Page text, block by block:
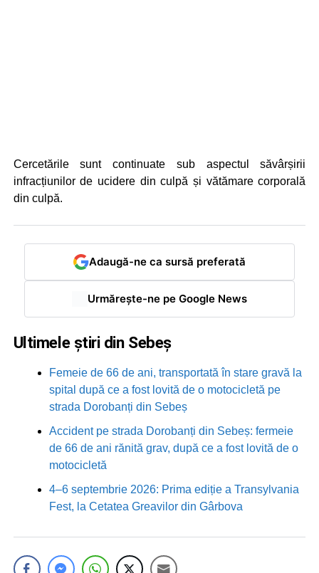
Cercetările sunt continuate sub aspectul săvârșirii
infracțiunilor de ucidere din culpă și vătămare corporală
din culpă.
Adaugă-ne ca sursă preferată
Urmărește-ne pe Google News
Ultimele știri din Sebeș
Femeie de 66 de ani, transportată în stare gravă la
spital după ce a fost lovită de o motocicletă pe
strada Dorobanți din Sebeș
Accident pe strada Dorobanți din Sebeș: fermeie
de 66 de ani rănită grav, după ce a fost lovită de o
motocicletă
4–6 septembrie 2026: Prima ediție a Transylvania
Fest, la Cetatea Greavilor din Gârbova